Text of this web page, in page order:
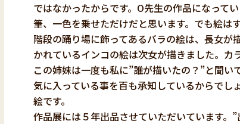
ではなかったからです。O先生の作品になって
筆、一色を乗せただけだと思います。でも絵は
階段の踊り場に飾ってあるバラの絵は、長女
かれているインコの絵は次女が描きました。
この姉妹は一度も私に”誰が描いたの？”と聞
気に入っている事を百も承知しているからで
絵です。
作品展には５年出品させていただいています